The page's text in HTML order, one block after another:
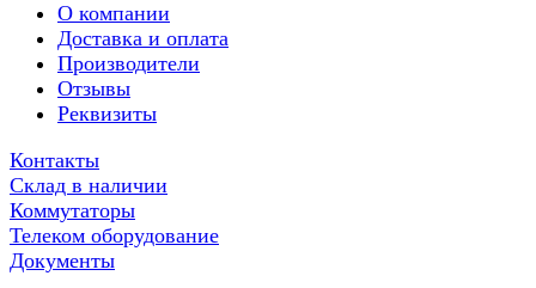
О компании
Доставка и оплата
Производители
Отзывы
Реквизиты
Контакты
Склад в наличии
Коммутаторы
Телеком оборудование
Документы